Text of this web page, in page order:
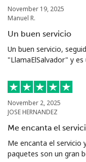
November 19, 2025
Manuel R.
Un buen servicio
Un buen servicio,
"LlamaElSalvador" y es
November 2, 2025
JOSE HERNANDEZ
Me encanta el
Me encanta el servicio
paquetes son un gran